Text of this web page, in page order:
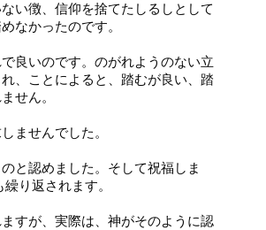
い徴、信仰を捨てたしるしとして
なかったのです。
良いのです。のがれようのない立
、ことによると、踏むが良い、踏
せん。
ませんでした。
と認めました。そして祝福しま
り返されます。
すが、実際は、神がそのように認